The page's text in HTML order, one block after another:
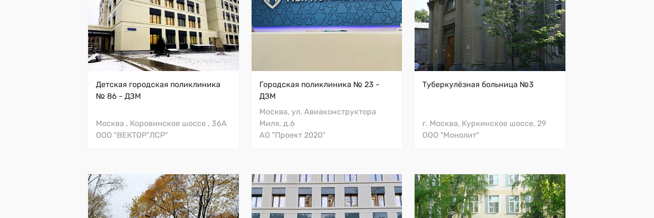
Поддоны BLB
врачей Bespoke
Детская городская поликлиника
№ 86 - ДЗМ
Москва , Коровинское шоссе , 36А
ООО "ВЕКТОР"ЛСР"
Тумбы с раковинами Roca
Унитазы для МГН Vitra
Городская поликлиника № 23 -
ДЗМ
Москва, ул. Авиаконструктора
Миля, д.6
АО "Проект 2020"
Мини-раковины, Laufen
Туберкулёзная больница №3
г. Москва, Куркинское шоссе, 29
ООО "Монолит"